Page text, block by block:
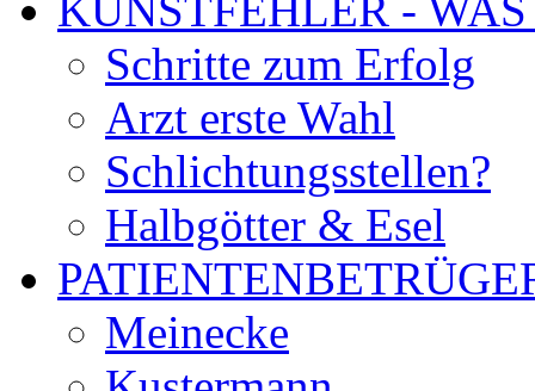
Schritte zum Erfolg
Arzt erste Wahl
Schlichtungsstellen?
Halbgötter & Esel
Meinecke